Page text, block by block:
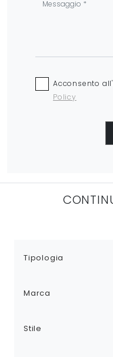
Acconsento
Policy
Tipologia
Marca
Stile